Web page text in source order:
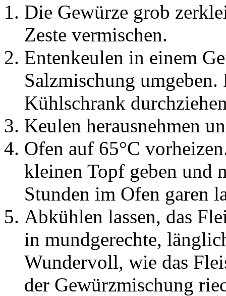
Die Gewürze grob
Zeste vermischen.
Entenkeulen in einem
Salzmischung
Kühlschrank
Keulen herausnehmen
Ofen auf 65°C
kleinen Topf geben und
Stunden im Ofen garen
Abkühlen lassen, das
in mundgerechte,
Wundervoll, wie das
der Gewürzmischung